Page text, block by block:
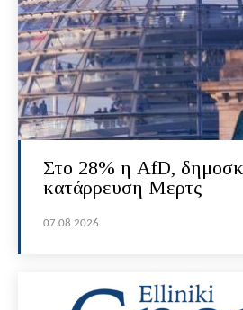
Στο 28% η AfD,
κατάρρευση Μερτς
07.08.2026